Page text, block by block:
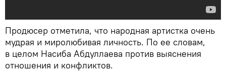
Продюсер отметила, что народная артистка очень
мудрая и миролюбивая личность. По ее словам,
в целом Насиба Абдуллаева против выяснения
отношения и конфликтов.